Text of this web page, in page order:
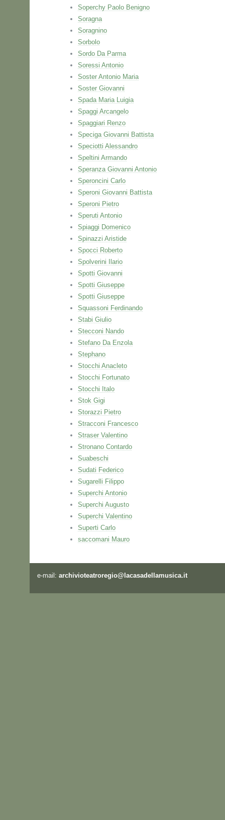
Soperchy Paolo Benigno
Soragna
Soragnino
Sorbolo
Sordo Da Parma
Soressi Antonio
Soster Antonio Maria
Soster Giovanni
Spada Maria Luigia
Spaggi Arcangelo
Spaggiari Renzo
Speciga Giovanni Battista
Speciotti Alessandro
Speltini Armando
Speranza Giovanni Antonio
Speroncini Carlo
Speroni Giovanni Battista
Speroni Pietro
Speruti Antonio
Spiaggi Domenico
Spinazzi Aristide
Spocci Roberto
Spolverini Ilario
Spotti Giovanni
Spotti Giuseppe
Spotti Giuseppe
Squassoni Ferdinando
Stabi Giulio
Stecconi Nando
Stefano Da Enzola
Stephano
Stocchi Anacleto
Stocchi Fortunato
Stocchi Italo
Stok Gigi
Storazzi Pietro
Stracconi Francesco
Straser Valentino
Stronano Contardo
Suabeschi
Sudati Federico
Sugarelli Filippo
Superchi Antonio
Superchi Augusto
Superchi Valentino
Superti Carlo
saccomani Mauro
e-mail: archivioteatroregio@lacasadellamusica.it